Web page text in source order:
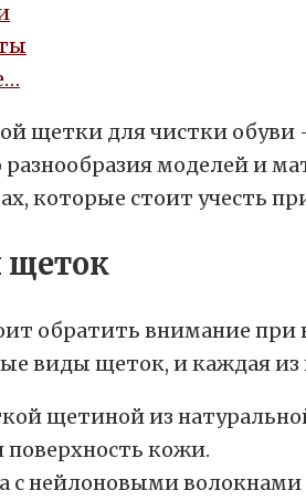
щетки для чистки
разнообразия моделей и
которые стоит учесть
обратить внимание
виды щеток, и каждая из
щетиной из
поверхность кожи.
с нейлоновыми